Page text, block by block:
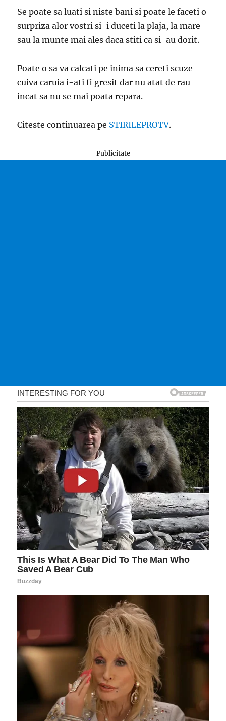
Se poate sa luati si niste bani si poate le faceti o
surpriza alor vostri si-i duceti la plaja, la mare
sau la munte mai ales daca stiti ca si-au dorit.
Poate o sa va calcati pe inima sa cereti scuze
cuiva caruia i-ati fi gresit dar nu atat de rau
incat sa nu se mai poata repara.
Citeste continuarea pe STIRILEPROTV.
Publicitate